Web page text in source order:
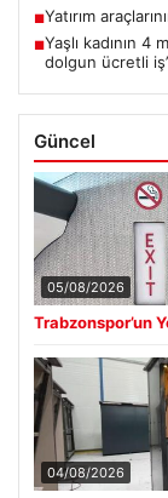
■Yatırım
■Yaşlı kadının 4
dolgun ücretli
Güncel
05/08/2026
Trabzonspor’un
04/08/2026